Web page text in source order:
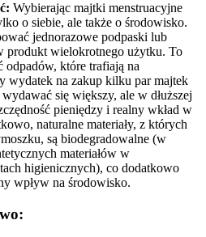
Wybierając majtki menstruacyjne
o siebie, ale także o środowisko.
jednorazowe podpaski lub
produkt wielokrotnego użytku. To
odpadów, które trafiają na
wydatek na zakup kilku par majtek
się większy, ale w dłuższej
pieniędzy i realny wkład w
naturalne materiały, z których
są biodegradowalne (w
materiałów w
higienicznych), co dodatkowo
wpływ na środowisko.